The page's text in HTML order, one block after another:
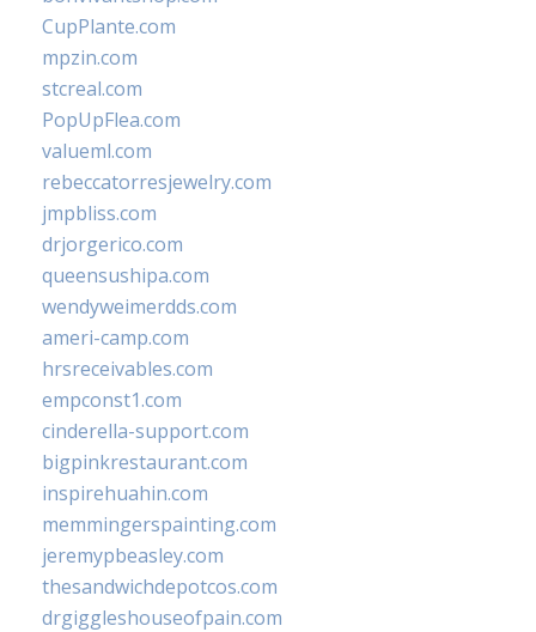
CupPlante.com
mpzin.com
stcreal.com
PopUpFlea.com
valueml.com
rebeccatorresjewelry.com
jmpbliss.com
drjorgerico.com
queensushipa.com
wendyweimerdds.com
ameri-camp.com
hrsreceivables.com
empconst1.com
cinderella-support.com
bigpinkrestaurant.com
inspirehuahin.com
memmingerspainting.com
jeremypbeasley.com
thesandwichdepotcos.com
drgiggleshouseofpain.com